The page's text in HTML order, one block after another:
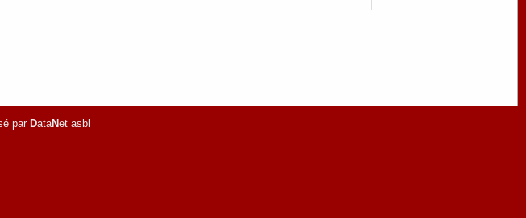
par DataNet asbl